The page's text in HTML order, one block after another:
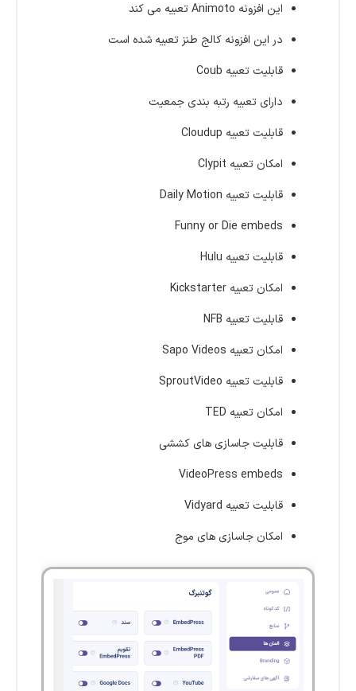
این افزونه Animoto تعبیه می کند
در این افزونه کالج طنز تعبیه شده است
قابلیت تعبیه Coub
دارای تعبیه رتبه بندی جمعیت
قابلیت تعبیه Cloudup
امکان تعبیه Clypit
قابلیت تعبیه Daily Motion
Funny or Die embeds
قابلیت تعبیه Hulu
امکان تعبیه Kickstarter
قابلیت تعبیه NFB
امکان تعبیه Sapo Videos
قابلیت تعبیه SproutVideo
امکان تعبیه TED
قابلیت جاسازی های کششی
VideoPress embeds
قابلیت تعبیه Vidyard
امکان جاسازی های موج